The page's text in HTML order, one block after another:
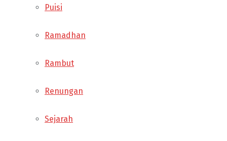
Puisi
Ramadhan
Rambut
Renungan
Sejarah